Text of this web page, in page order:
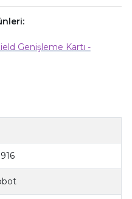
Genişleme Kartı -